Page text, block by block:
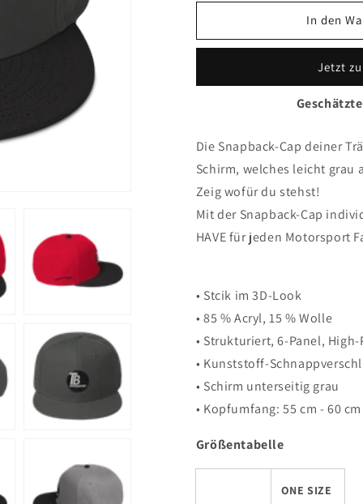
Limited
In den
Jetzt
Die Snapback-Cap deiner
Schirm, welches leicht grau
Zeig wofür du stehst!
Mit der Snapback-Cap
HAVE für jeden Motorsport
• Stcik im 3D-Look
• 85 % Acryl, 15 % Wolle
• Strukturiert, 6-Panel,
• Kunststoff-
• Schirm unterseitig grau
• Kopfumfang: 55 cm - 60 cm
Größentabelle
ONE SIZE